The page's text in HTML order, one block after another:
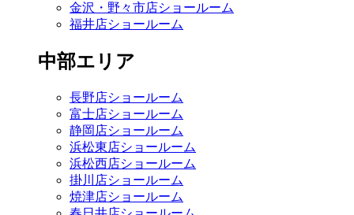
金沢・野々市店ショールーム
福井店ショールーム
中部エリア
長野店ショールーム
富士店ショールーム
静岡店ショールーム
浜松東店ショールーム
浜松西店ショールーム
掛川店ショールーム
焼津店ショールーム